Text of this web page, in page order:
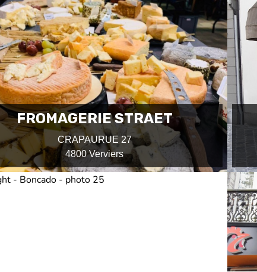
FROMAGERIE STRAET
CRAPAURUE 27
4800 Verviers